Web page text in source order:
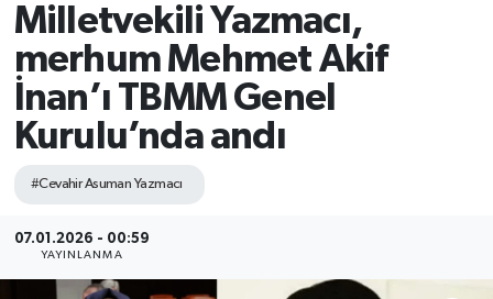
Milletvekili Yazmacı,
merhum Mehmet Akif
İnan’ı TBMM Genel
Kurulu’nda andı
#Cevahir Asuman Yazmacı
07.01.2026 - 00:59
YAYINLANMA
Gündem
Kültür
Magazin
Tüm Manşetler
Son Dakika Haberleri
Haber Arşivi